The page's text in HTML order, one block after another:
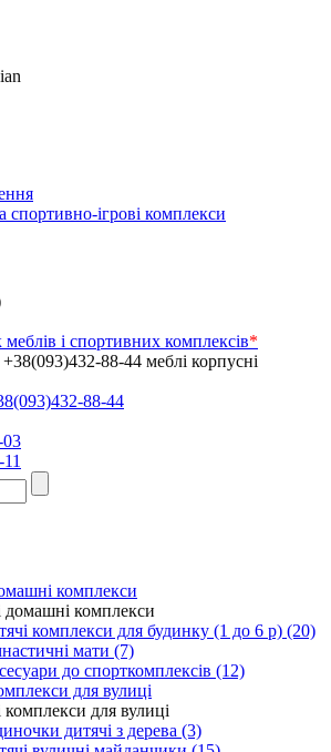
і спортивних комплексів*
88-44
03
комплекси
комплекси для будинку (1 до 6 р) (20)
мати (7)
до спорткомплексів (12)
для вулиці
дитячі з дерева (3)